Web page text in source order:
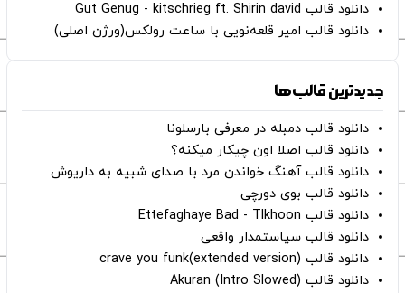
دانلود قالب Gut Genug - kitschrieg ft. Shirin david
دانلود قالب امیر قلعه‌نویی با ساعت رولکس(ورژن اصلی)
جدیدترین قالب‌ها
دانلود قالب دمبله در معرفی بارسلونا
دانلود قالب اصلا اون چیکار میکنه؟
دانلود قالب آهنگ خواندن مرد با صدای شبیه به داریوش
دانلود قالب بوی دورچی
دانلود قالب Ettefaghaye Bad - Tlkhoon
دانلود قالب سیاستمدار واقعی
دانلود قالب crave you funk(extended version)
دانلود قالب (Intro Slowed) Akuran